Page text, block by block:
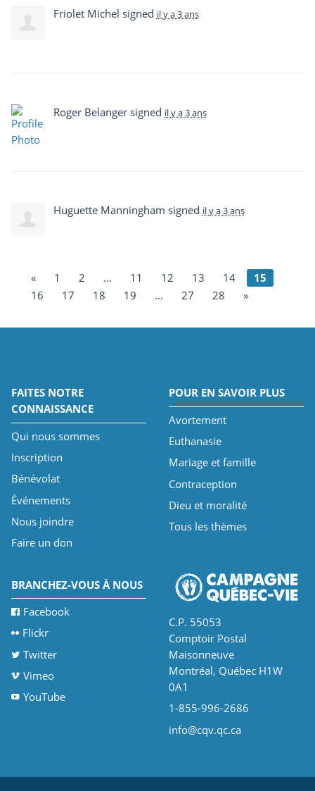
Friolet Michel signed il y a 3 ans
Roger Belangersigned il y a 3 ans
Huguette Manningham signed il y a 3 ans
« 1 2 … 11 12 13 14
15
16
17 18 19 … 27 28 »
FAITES NOTRE
CONNAISSANCE
Qui nous sommes
Inscription
Bénévolat
Événements
Nous joindre
Faire un don
POUR EN SAVOIR PLUS
Avortement
Euthanasie
Mariage et famille
Contraception
Dieu et moralité
Tous les thèmes
BRANCHEZ-VOUS À NOUS
Facebook
Flickr
Twitter
Vimeo
YouTube
C.P. 55053
Comptoir Postal
Maisonneuve
Montréal, Québec H1W
0A1
1-855-996-2686
info@cqv.qc.ca